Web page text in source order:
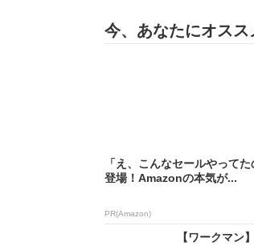
今、あなたにオスス
「え、こんなセールやって
登場！Amazonの本気が...
PR(Amazon)
【ワークマ